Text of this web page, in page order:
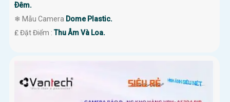
Ðêm.
❄ Mẫu Camera Dome Plastic.
️₤ Đặt Điểm :Thu Âm Và Loa.